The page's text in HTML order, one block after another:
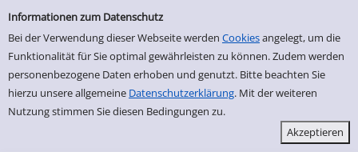
Einfache Suche
Informationen zum Datenschutz
Bei der Verwendung dieser Webseite werden Cookiesangelegt, um die
Funktionalität für Sie optimal gewährleisten zu können. Zudem werden
personenbezogene Daten erhoben und genutzt. Bitte beachten Sie
hierzu unsere allgemeine Datenschutzerklärung. Mit der weiteren
Nutzung stimmen Sie diesen Bedingungen zu.
Zur Detailanzeige springen